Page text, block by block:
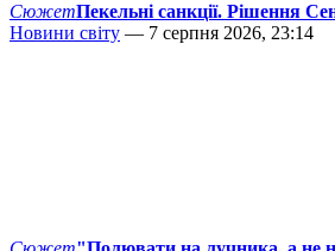
СюжетПекельні санкції. Рішення
Новини світу — 7 серпня 2026, 23:14